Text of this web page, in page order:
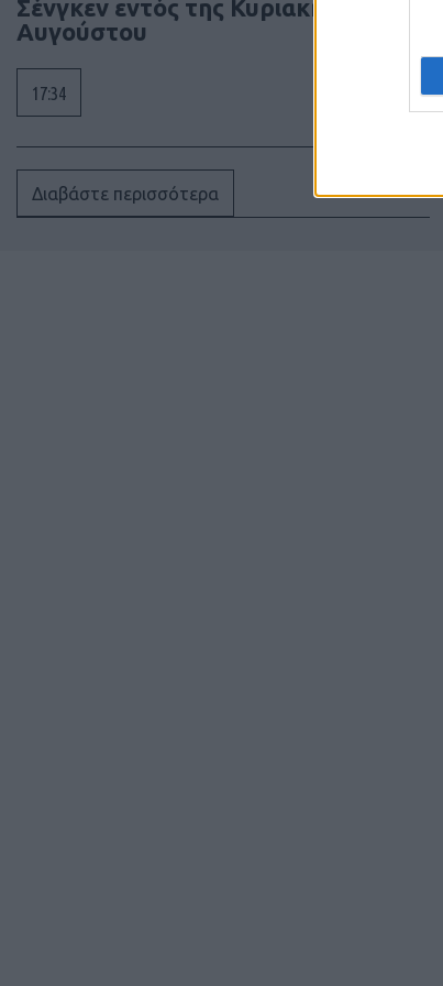
Σένγκεν εντός της Κυριακής, 9
Αυγούστου
17:34
Διαβάστε περισσότερα